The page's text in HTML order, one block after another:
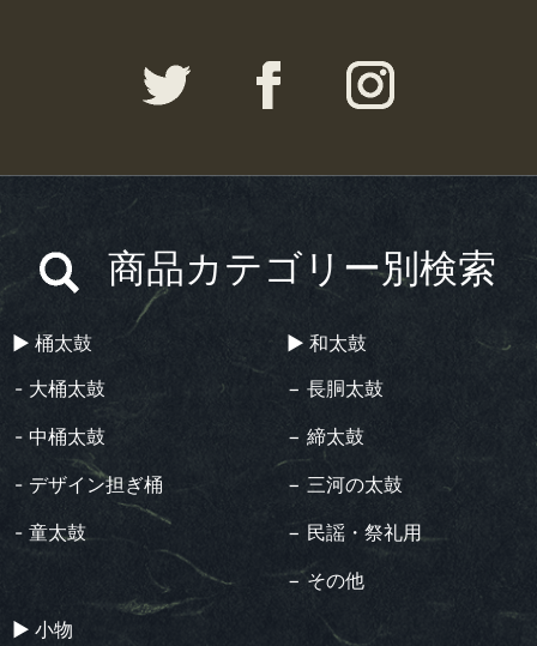
商品カテゴリー別検索
▶︎ 桶太鼓
- 大桶太鼓
- 中桶太鼓
- デザイン担ぎ桶
- 童太鼓
▶︎ 和太鼓
− 長胴太鼓
− 締太鼓
− 三河の太鼓
− 民謡・祭礼用
− その他
▶︎ 小物